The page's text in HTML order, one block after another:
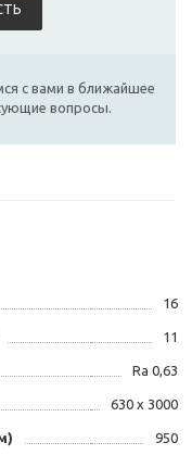
с вами в ближайшее
вопросы.
16
11
Ra 0,63
630 x 3000
950